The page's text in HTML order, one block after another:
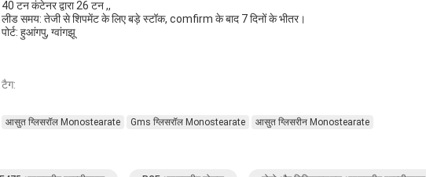
40 टन कंटेनर द्वारा 26 टन ,,
लीड समय: तेजी से शिपमेंट के लिए बड़े स्टॉक, comfirm के बाद 7 दिनों के भीतर।
पोर्ट: हुआंगपु, ग्वांगझू
टैग:
आसुत ग्लिसरॉल Monostearate Gms ग्लिसरॉल Monostearate आसुत ग्लिसरीन Monostearate